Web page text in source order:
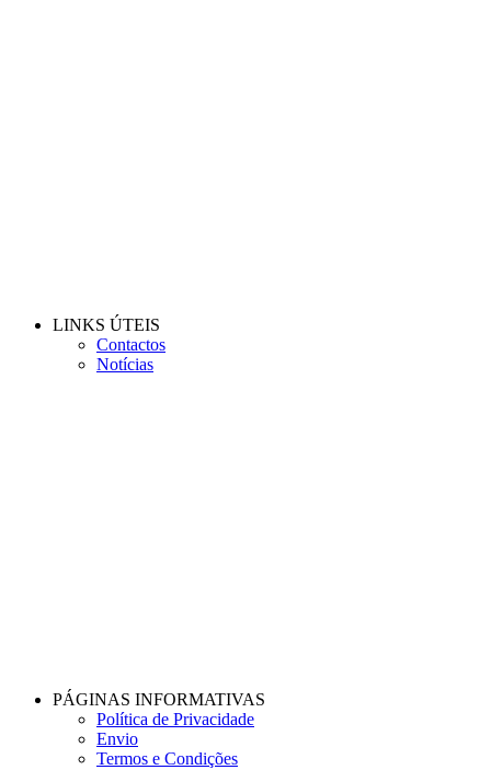
LINKS ÚTEIS
Contactos
Notícias
PÁGINAS INFORMATIVAS
Política de Privacidade
Envio
Termos e Condições